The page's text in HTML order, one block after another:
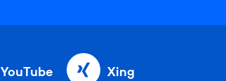
YouTube Xing